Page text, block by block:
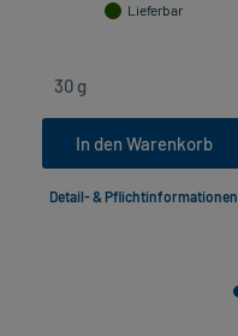
Lieferbar
In den Warenkorb
Detail- & Pflichtinformationen